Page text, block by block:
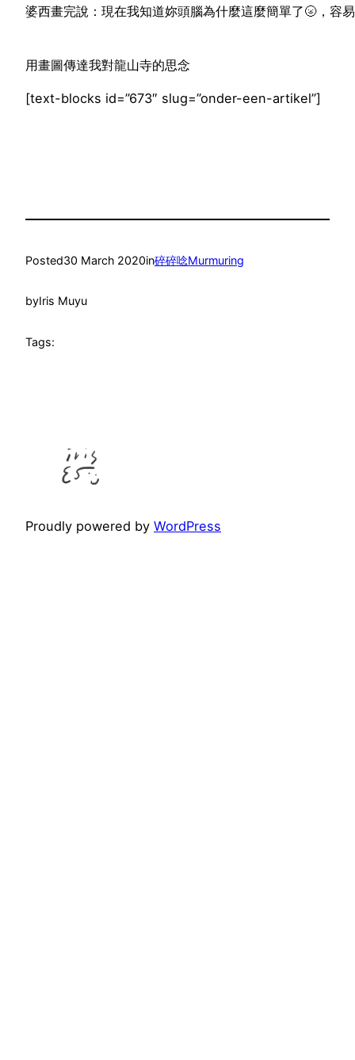
婆西畫完說：現在我知道妳頭腦為什麼這麼簡單了🌝，容
用畫圖傳達我對龍山寺的思念
[text-blocks id=”673″ slug=”onder-een-artikel”]
Posted30 March 2020in碎碎唸Murmuring
byIris Muyu
Tags:
Proudly powered by WordPress